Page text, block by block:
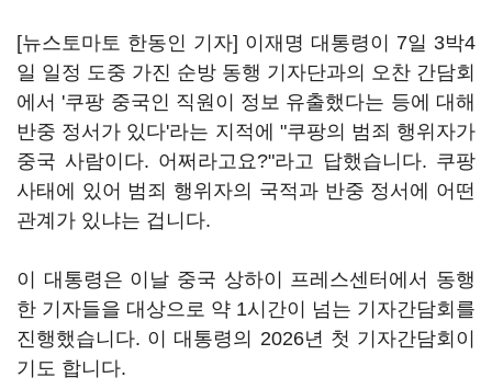
[뉴스토마토 한동인 기자] 이재명 대통령이 7일 3박4
일 일정 도중 가진 순방 동행 기자단과의 오찬 간담회
에서 '쿠팡 중국인 직원이 정보 유출했다는 등에 대해
반중 정서가 있다'라는 지적에 "쿠팡의 범죄 행위자가
중국 사람이다. 어쩌라고요?"라고 답했습니다. 쿠팡
사태에 있어 범죄 행위자의 국적과 반중 정서에 어떤
관계가 있냐는 겁니다.
이 대통령은 이날 중국 상하이 프레스센터에서 동행
한 기자들을 대상으로 약 1시간이 넘는 기자간담회를
진행했습니다. 이 대통령의 2026년 첫 기자간담회이
기도 합니다.